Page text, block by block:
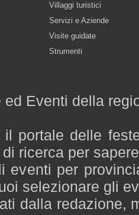
Villaggi turistici
Servizi e Aziende
Visite guidate
Strumenti
ed Eventi della
portale delle
ricerca per
eventi per
selezionare gli
dalla redazione,